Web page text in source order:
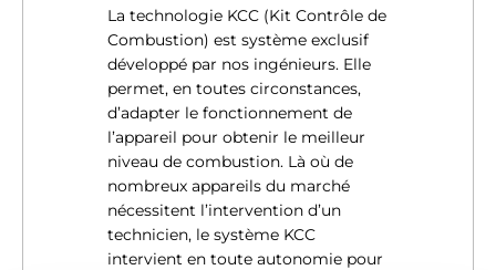
La technologie KCC (Kit Contrôle de
Combustion) est système exclusif
développé par nos ingénieurs. Elle
permet, en toutes circonstances,
d’adapter le fonctionnement de
l’appareil pour obtenir le meilleur
niveau de combustion. Là où de
nombreux appareils du marché
nécessitent l’intervention d’un
technicien, le système KCC
intervient en toute autonomie pour